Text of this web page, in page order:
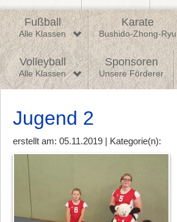
Fußball
Alle Klassen
Karate
Bushido-Zhong-Ryu
Volleyball
Alle Klassen
Sponsoren
Unsere Förderer
Jugend 2
erstellt am: 05.11.2019 | Kategorie(n):